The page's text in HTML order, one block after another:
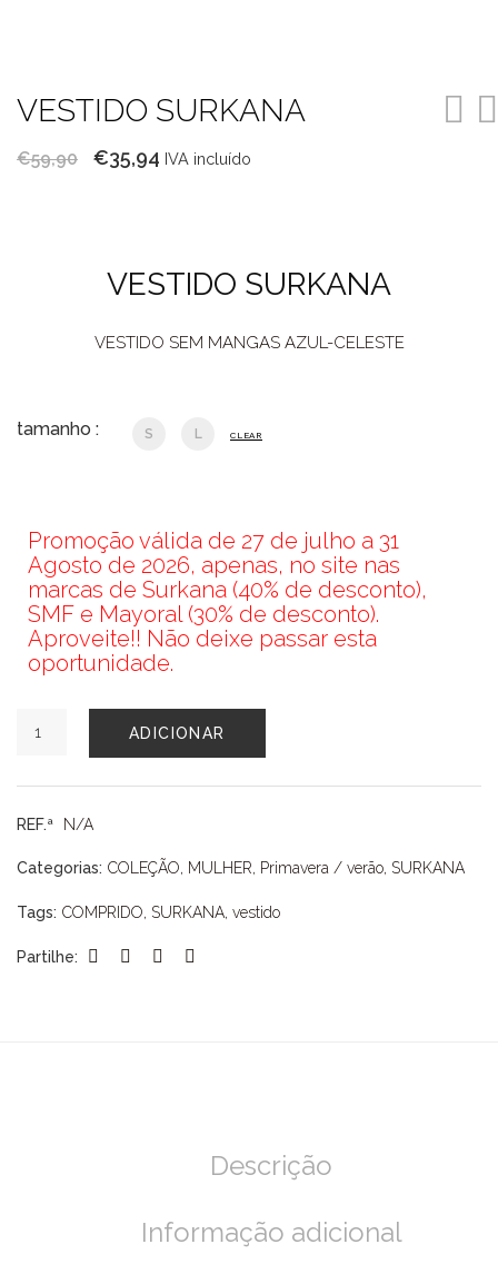
VESTIDO SURKANA
€59,90
O
€59,90.
€35,94 O
€35,94.
IVA incluído
VESTIDO SURKANA
VESTIDO SEM MANGAS AZUL-CELESTE
tamanho : S L CLEAR
Promoção válida de 27 de julho a 31
Agosto de 2026, apenas, no site nas
marcas de Surkana (40% de desconto),
SMF e Mayoral (30% de desconto).
Aproveite!! Não deixe passar esta
oportunidade.
de
SURKANA
ADICIONAR
REF.ª N/A
Categorias: COLEÇÃO, MULHER, Primavera / verão, SURKANA
Tags: COMPRIDO, SURKANA, vestido
Partilhe:
Descrição
Informação adicional